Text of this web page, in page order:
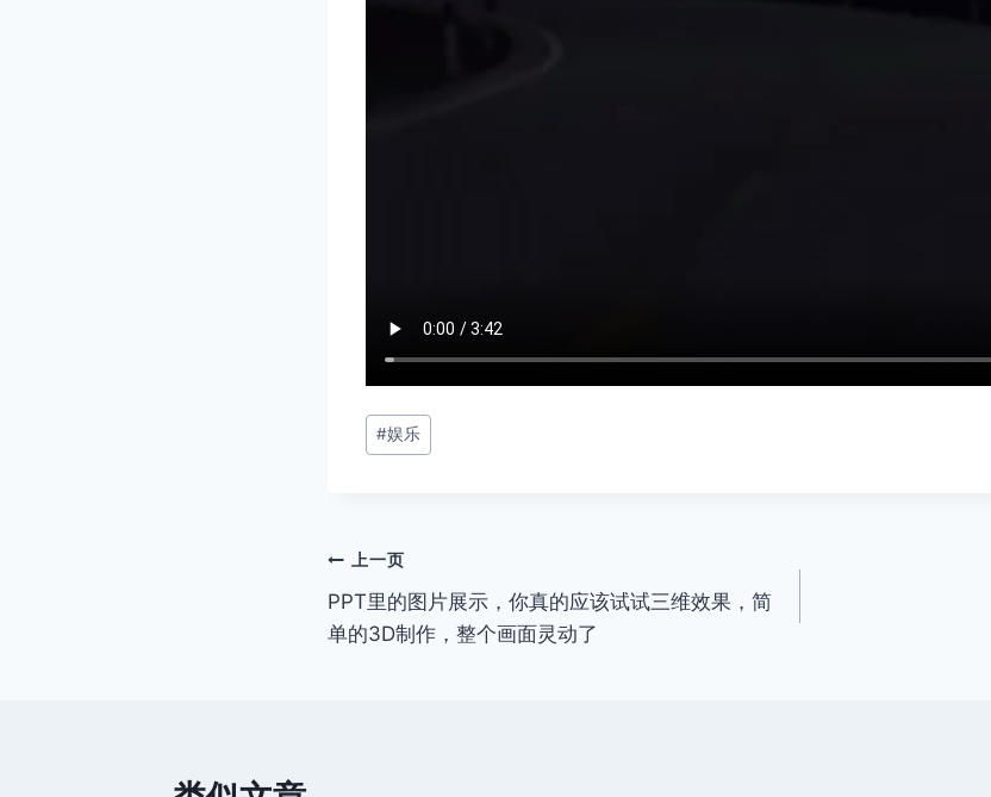
文
章
#娱乐
文
章
上一页
PPT里的图片展示，你真的应该试试三维效果，简
单的3D制作，整个画面灵动了